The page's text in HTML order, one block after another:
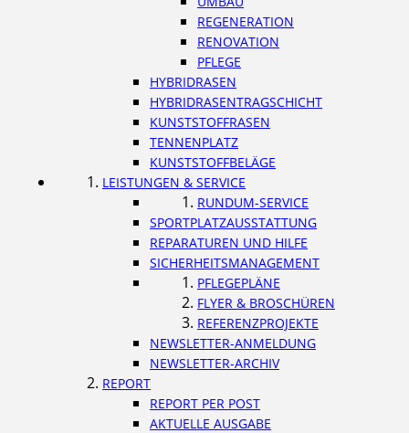
REGENERATION
RENOVATION
PFLEGE
HYBRIDRASEN
HYBRIDRASENTRAGSCHICHT
KUNSTSTOFFRASEN
TENNENPLATZ
KUNSTSTOFFBELÄGE
LEISTUNGEN & SERVICE
RUNDUM-SERVICE
SPORTPLATZAUSSTATTUNG
REPARATUREN UND HILFE
SICHERHEITSMANAGEMENT
PFLEGEPLÄNE
FLYER & BROSCHÜREN
REFERENZPROJEKTE
NEWSLETTER-ANMELDUNG
NEWSLETTER-ARCHIV
REPORT
REPORT PER POST
AKTUELLE AUSGABE